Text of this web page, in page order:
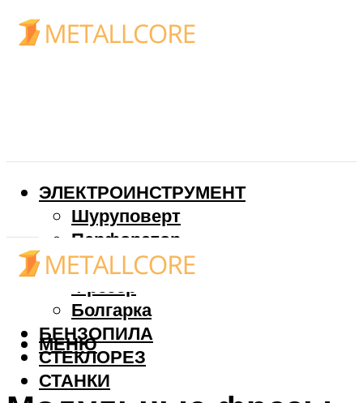
ЭЛЕКТРОИНСТРУМЕНТ
Шуруповерт
Перфоратор
Дрель
Фрезер
Болгарка
БЕНЗОПИЛА
СТЕКЛОРЕЗ
СТАНКИ
МЕНЮ